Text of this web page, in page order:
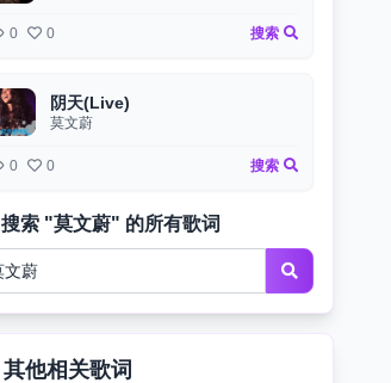
0 0 搜索
阴天(Live)
莫文蔚
0 0 搜索
搜索 "莫文蔚" 的所有歌词
其他相关歌词